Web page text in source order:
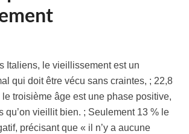
Italiens, le vieillissement est un
qui doit être vécu sans craintes, ; 22,8
troisième âge est une phase positive,
qu’on vieillit bien. ; Seulement 13 % le
précisant que « il n’y a aucune